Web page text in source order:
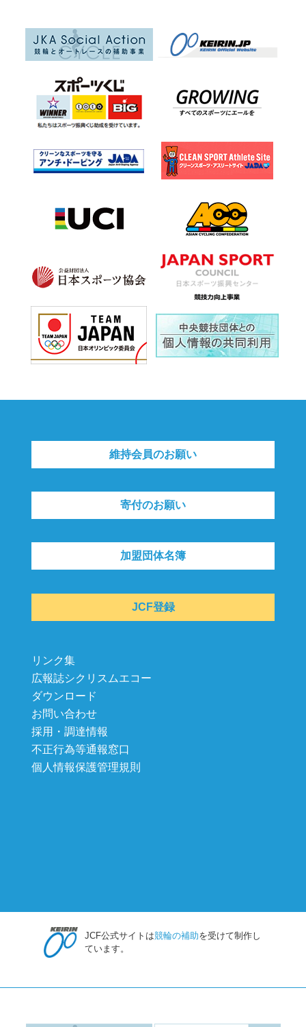
維持会員のお願い
寄付のお願い
加盟団体名簿
JCF登録
リンク集
広報誌シクリスムエコー
ダウンロード
お問い合わせ
採用・調達情報
不正行為等通報窓口
個人情報保護管理規則
JCF公式サイトは競輪の補助を受けて制作し
ています。